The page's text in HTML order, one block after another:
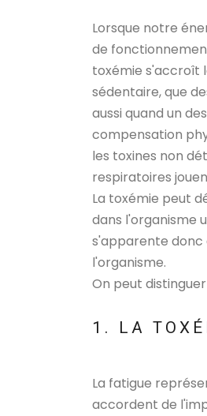
Lorsque notre
de
toxémie s'accroît
sédentaire, que
aussi quand un
compensation
les toxines non
respiratoires
La toxémie peut
dans l'organisme
s'apparente donc
l'organisme.
On peut
1. LA
La fatigue
accordent de